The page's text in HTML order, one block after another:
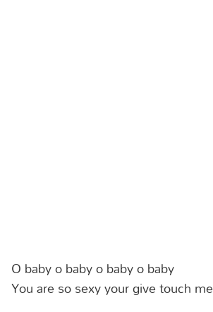
O baby o baby o baby o baby
You are so sexy your give touch me